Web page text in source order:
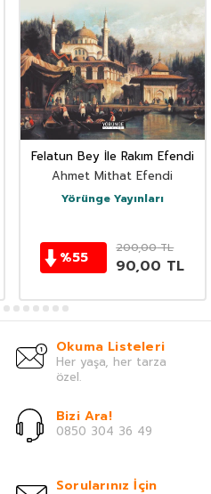
Felatun Bey İle Rakım Efendi
Ahmet Mithat Efendi
Yörünge Yayınları
%55
200,00TL
90,00 TL
Okuma Listeleri
Her yaşa, her tarza
özel.
Bizi Ara!
0850 304 36 49
Sorularınız İçin